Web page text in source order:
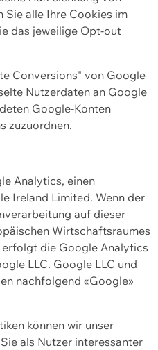
Sie alle Ihre Cookies im
das jeweilige Opt-out
Conversions" von Google
Nutzerdaten an Google
Google-Konten
zuzuordnen.
Analytics, einen
Ireland Limited. Wenn der
auf dieser
Wirtschaftsraumes
die Google Analytics
LLC. Google LLC und
nachfolgend «Google»
können wir unser
als Nutzer interessanter